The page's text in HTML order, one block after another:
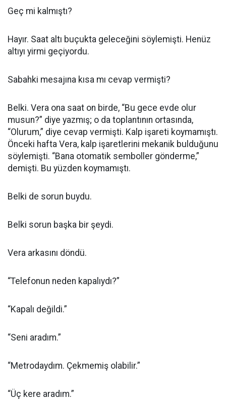
Geç mi kalmıştı?
Hayır. Saat altı buçukta geleceğini söylemişti. Henüz
altıyı yirmi geçiyordu.
Sabahki mesajına kısa mı cevap vermişti?
Belki. Vera ona saat on birde, “Bu gece evde olur
musun?” diye yazmış; o da toplantının ortasında,
“Olurum,” diye cevap vermişti. Kalp işareti koymamıştı.
Önceki hafta Vera, kalp işaretlerini mekanik bulduğunu
söylemişti. “Bana otomatik semboller gönderme,”
demişti. Bu yüzden koymamıştı.
Belki de sorun buydu.
Belki sorun başka bir şeydi.
Vera arkasını döndü.
“Telefonun neden kapalıydı?”
“Kapalı değildi.”
“Seni aradım.”
“Metrodaydım. Çekmemiş olabilir.”
“Üç kere aradım.”